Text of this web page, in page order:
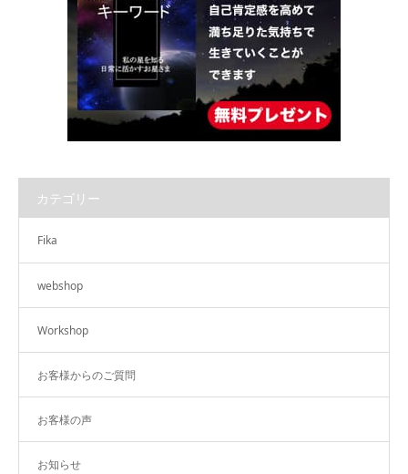
カテゴリー
Fika
webshop
Workshop
お客様からのご質問
お客様の声
お知らせ